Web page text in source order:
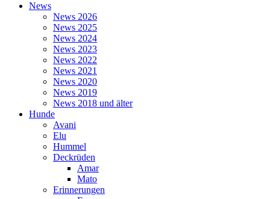
News
News 2026
News 2025
News 2024
News 2023
News 2022
News 2021
News 2020
News 2019
News 2018 und älter
Hunde
Avani
Elu
Hummel
Deckrüden
Amar
Mato
Erinnerungen